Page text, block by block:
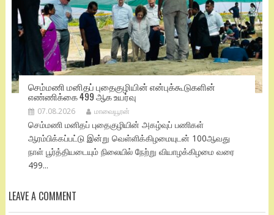
செம்மணி மனிதப் புதைகுழியின் என்புக்கூடுகளின்
எண்ணிக்கை 499 ஆக உயர்வு
07.08.2026 மாவையூரன்
செம்மணி மனிதப் புதைகுழியின் அகழ்வுப் பணிகள்
ஆரம்பிக்கப்பட்டு இன்று வெள்ளிக்கிழமையுடன் 100ஆவது
நாள் பூர்த்தியடையும் நிலையில் நேற்று வியாழக்கிழமை வரை
499...
LEAVE A COMMENT